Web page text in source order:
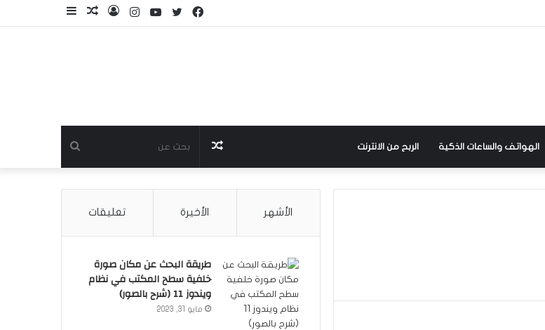
مقالتسجيلانستقراميوتيوب تويتر
فيسبوك
الهواتف والساعات الذكية الربح من الانترنت
عن
مقال
عشوائي
الأشهر الأخيرة تعليقات
طريقة البحث عن مكان صورة
خلفية سطح المكتب في نظام
ويندوز 11 (شرح بالصور)
مايو 31, 2023